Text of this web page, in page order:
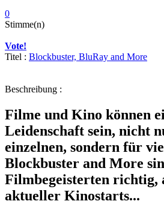
0
Stimme(n)
Vote!
Titel : Blockbuster, BluRay and More
Beschreibung :
Filme und Kino können
Leidenschaft sein, nicht
einzelnen, sondern für
Blockbuster and More
Filmbegeisterten richtig,
aktueller Kinostarts...